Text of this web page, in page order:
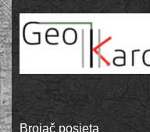
Brojač posjeta